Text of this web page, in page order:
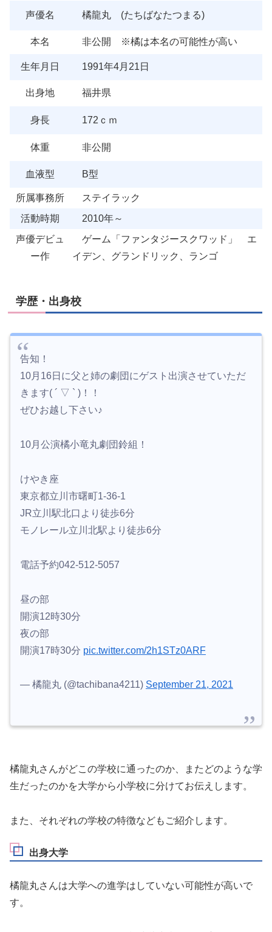
声優名 橘龍丸 (たちばなたつまる)
本名 非公開 ※橘は本名の可能性が高い
生年月日 1991年4月21日
出身地 福井県
身長 172ｃｍ
体重 非公開
血液型 B型
所属事務所
ステイラック
活動時期
2010年～
声優デビュ
ー作
ゲーム「ファンタジースクワッド」 エ
イデン、グランドリック、ランゴ
学歴・出身校
告知！
10月16日に父と姉の劇団にゲスト出演させていただ
きます( ´ ▽ ` )！！
ぜひお越し下さい♪
10月公演橘小竜丸劇団鈴組！
けやき座
東京都立川市曙町1-36-1
JR立川駅北口より徒歩6分
モノレール立川北駅より徒歩6分
電話予約042-512-5057
昼の部
開演12時30分
夜の部
開演17時30分 pic.twitter.com/2h1STz0ARF
— 橘龍丸 (@tachibana4211) September 21, 2021
橘龍丸さんがどこの学校に通ったのか、またどのような学
生だったのかを大学から小学校に分けてお伝えします。
また、それぞれの学校の特徴などもご紹介します。
出身大学
橘龍丸さんは大学への進学はしていない可能性が高いで
す。